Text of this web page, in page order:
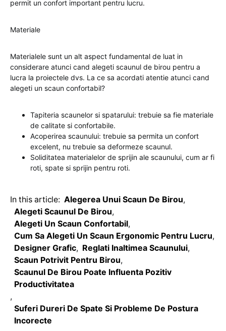
permit un confort important pentru lucru.
Materiale
Materialele sunt un alt aspect fundamental de luat in
considerare atunci cand alegeti scaunul de birou pentru a
lucra la proiectele dvs. La ce sa acordati atentie atunci cand
alegeti un scaun confortabil?
Tapiteria scaunelor si spatarului: trebuie sa fie materiale
de calitate si confortabile.
Acoperirea scaunului: trebuie sa permita un confort
excelent, nu trebuie sa deformeze scaunul.
Soliditatea materialelor de sprijin ale scaunului, cum ar fi
roti, spate si sprijin pentru roti.
In this article: Alegerea Unui Scaun De Birou,
Alegeti Scaunul De Birou,
Alegeti Un Scaun Confortabil,
Cum Sa Alegeti Un Scaun Ergonomic Pentru Lucru,
Designer Grafic, Reglati Inaltimea Scaunului,
Scaun Potrivit Pentru Birou,
Scaunul De Birou Poate Influenta Pozitiv
Productivitatea
,
Suferi Dureri De Spate Si Probleme De Postura
Incorecte